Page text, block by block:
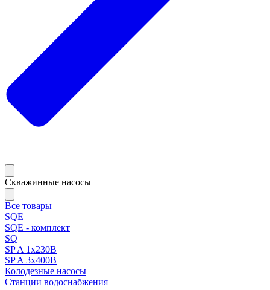
Скважинные насосы
Все товары
SQE
SQE - комплект
SQ
SP A 1x230В
SP A 3x400В
Колодезные насосы
Станции водоснабжения